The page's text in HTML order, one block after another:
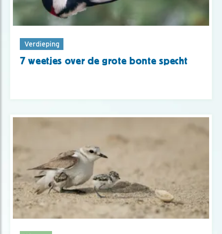
Verdieping
7 weetjes over de grote bonte specht